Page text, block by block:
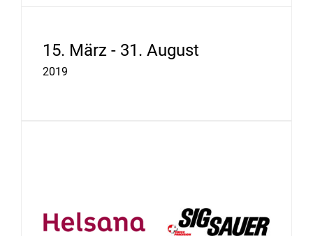
15. März - 31. August
2019